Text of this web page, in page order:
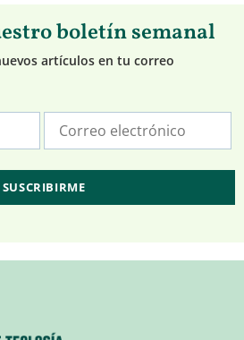
boletín semanal
artículos en tu correo